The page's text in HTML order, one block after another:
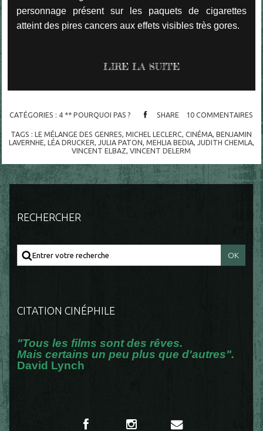
personnage présent sur les paquets de cigarettes
atteint des pires cancers aux effets visibles très gores.
LIRE LA SUITE
CATÉGORIES : 4 ** POURQUOI PAS ? SHARE 10 COMMENTAIRES
TAGS :LE MÉLANGE DES GENRES,MICHEL LECLERC,CINÉMA,BENJAMIN
LAVERNHE, LÉA DRUCKER, JULIA PATON, MEHLIA BEDIA, JUDITH CHEMLA,
VINCENT ELBAZ,VINCENT DELERM
RECHERCHER
CITATION CINÉPHILE
"Tous les films sont des rêves.
Mais certains un peu plus que d'autres".
David Lynch